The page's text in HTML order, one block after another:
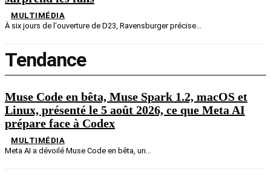
MULTIMÉDIA
À six jours de l'ouverture de D23, Ravensburger précise...
Tendance
Muse Code en bêta, Muse Spark 1.2, macOS et
Linux, présenté le 5 août 2026, ce que Meta AI
prépare face à Codex
MULTIMÉDIA
Meta AI a dévoilé Muse Code en bêta, un...